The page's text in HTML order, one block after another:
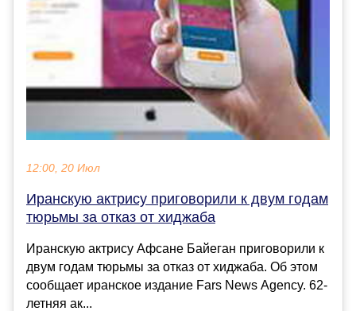
12:00, 20 Июл
Иранскую актрису приговорили к двум годам
тюрьмы за отказ от хиджаба
Иранскую актрису Афсане Байеган приговорили к
двум годам тюрьмы за отказ от хиджаба. Об этом
сообщает иранское издание Fars News Agency. 62-
летняя ак...